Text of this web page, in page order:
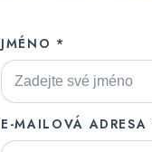
JMÉNO *
E-MAILOVÁ ADRESA